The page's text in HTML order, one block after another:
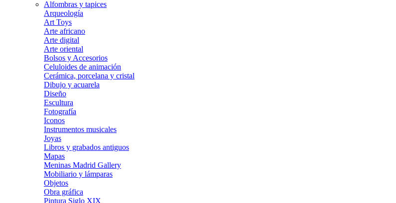
Alfombras y tapices
Arqueología
Art Toys
Arte africano
Arte digital
Arte oriental
Bolsos y Accesorios
Celuloides de animación
Cerámica, porcelana y cristal
Dibujo y acuarela
Diseño
Escultura
Fotografía
Iconos
Instrumentos musicales
Joyas
Libros y grabados antiguos
Mapas
Meninas Madrid Gallery
Mobiliario y lámparas
Objetos
Obra gráfica
Pintura Siglo XIX